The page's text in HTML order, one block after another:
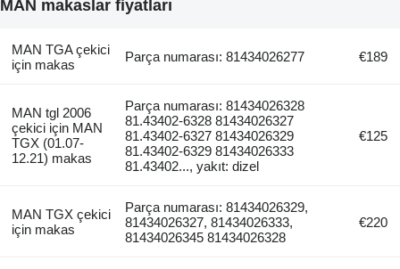
MAN makaslar fiyatları
MAN TGA çekici
için makas
Parça numarası: 81434026277 €189
MAN tgl 2006
çekici için MAN
TGX (01.07-
12.21) makas
Parça numarası: 81434026328
81.43402-6328 81434026327
81.43402-6327 81434026329
81.43402-6329 81434026333
81.43402..., yakıt: dizel
€125
MAN TGX çekici
için makas
Parça numarası: 81434026329,
81434026327, 81434026333,
81434026345 81434026328
€220